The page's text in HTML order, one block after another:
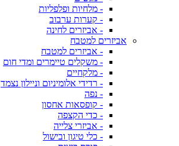
- מלחיות ופלפליות
- קערות ערבוב
- אביזרים לחינה
אביזרים למטבח
- אביזרים למטבח
- משקלים טיימרים ומדי חום
- מלקחיים
- רדידי אלומיניום וניילון נצמד
- נפה
- קופסאות אחסון
- כדי הקצפה
- אביזרי צלייה
- כלי טיגון ובישול